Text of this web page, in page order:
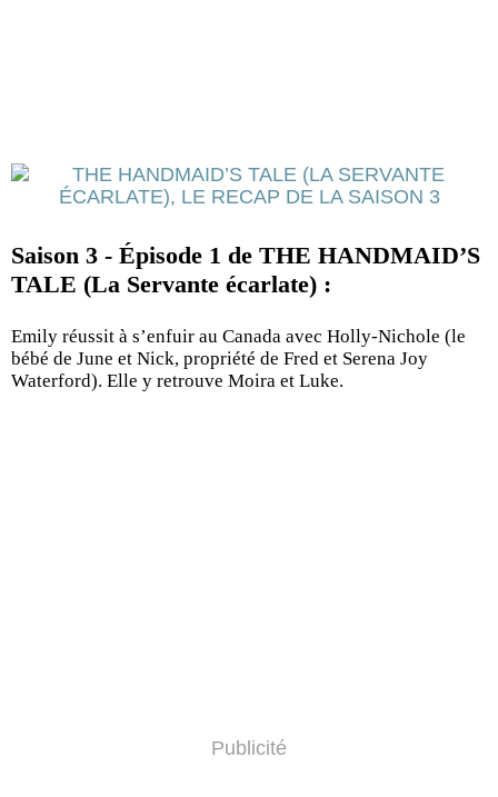
Saison 3 - Épisode 1 de THE HANDMAID’S
TALE (La Servante écarlate) :
Emily réussit à s’enfuir au Canada avec Holly-Nichole (le
bébé de June et Nick, propriété de Fred et Serena Joy
Waterford). Elle y retrouve Moira et Luke.
Publicité